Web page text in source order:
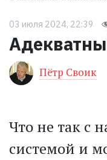
03 июля 2024, 22:39
Пётр Своик
Что не так с
системой и